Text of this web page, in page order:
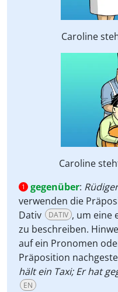
Caroline
Caroline
1 gegenüber:
verwenden die
Dativ
DATIV , um eine
zu beschreiben.
auf ein Pronomen
Präposition
hält ein Taxi; Er hat
EN